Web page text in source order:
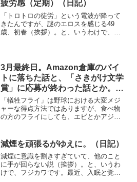
全く縁がないところなの...
疲労感（定期）（日記）
「トロトロの徒労」という電波が降って
きたんですが、謎のエロスを感じる49
歳、初春（挨拶）。と、いうわけで、フ
う火曜日、皆様いかがお過...
3月最終日。Amazon倉庫のバイ
トに落ちた話と、「さきがけ文学
賞」に応募が終わった話とか。
（日記）
「犠牲フライ」は野球における大変メジ
ャーな得点方法ではありますが、食べ物
の方のフライにしても、エビとかアジと
ライ」とは呼べまいか（挨拶）。と、い
うわけで、フジカワです。...
減煙を頑張るがゆえに。（日記）
減煙に意識を割きすぎていて、他のこと
に手が回らない説（挨拶）。と、いうわ
けで、フジカワです。最近、入眠と覚醒